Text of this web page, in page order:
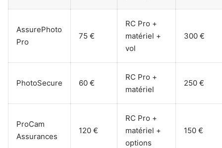
AssurePhoto
Pro
75 €
RC Pro +
matériel +
vol
300 €
PhotoSecure 60 €
RC Pro +
matériel
250 €
ProCam
Assurances
120 €
RC Pro +
matériel +
options
150 €